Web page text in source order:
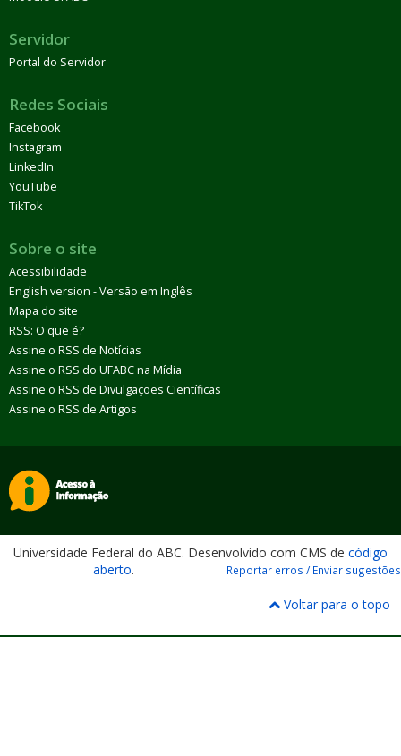
Servidor
Portal do Servidor
Redes Sociais
Facebook
Instagram
LinkedIn
YouTube
TikTok
Sobre o site
Acessibilidade
English version - Versão em Inglês
Mapa do site
RSS: O que é?
Assine o RSS de Notícias
Assine o RSS do UFABC na Mídia
Assine o RSS de Divulgações Científicas
Assine o RSS de Artigos
Universidade Federal do ABC. Desenvolvido com CMS de código
aberto. Reportar erros / Enviar sugestões
Voltar para o topo